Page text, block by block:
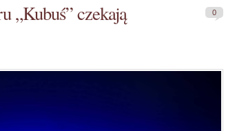
0
„Kubuś” czekają